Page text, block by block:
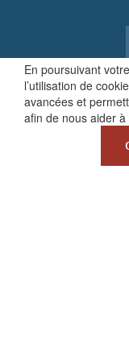
En poursuivant
l’utilisation de
avancées et
afin de nous aider